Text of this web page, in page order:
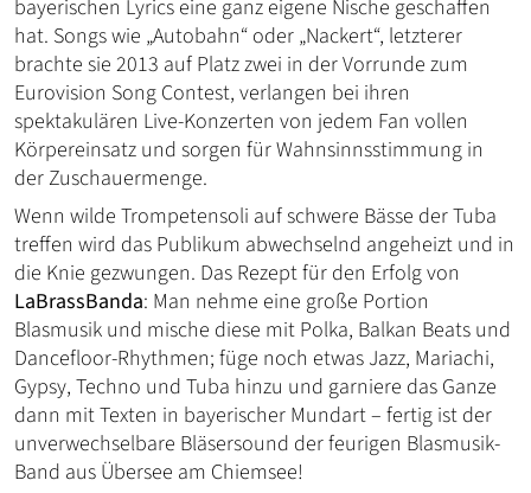
bayerischen Lyrics eine ganz eigene Nische geschaffen
hat. Songs wie „Autobahn“ oder „Nackert“, letzterer
brachte sie 2013 auf Platz zwei in der Vorrunde zum
Eurovision Song Contest, verlangen bei ihren
spektakulären Live-Konzerten von jedem Fan vollen
Körpereinsatz und sorgen für Wahnsinnsstimmung in
der Zuschauermenge.
Wenn wilde Trompetensoli auf schwere Bässe der Tuba
treffen wird das Publikum abwechselnd angeheizt und in
die Knie gezwungen. Das Rezept für den Erfolg von
LaBrassBanda: Man nehme eine große Portion
Blasmusik und mische diese mit Polka, Balkan Beats und
Dancefloor-Rhythmen; füge noch etwas Jazz, Mariachi,
Gypsy, Techno und Tuba hinzu und garniere das Ganze
dann mit Texten in bayerischer Mundart – fertig ist der
unverwechselbare Bläsersound der feurigen Blasmusik-
Band aus Übersee am Chiemsee!